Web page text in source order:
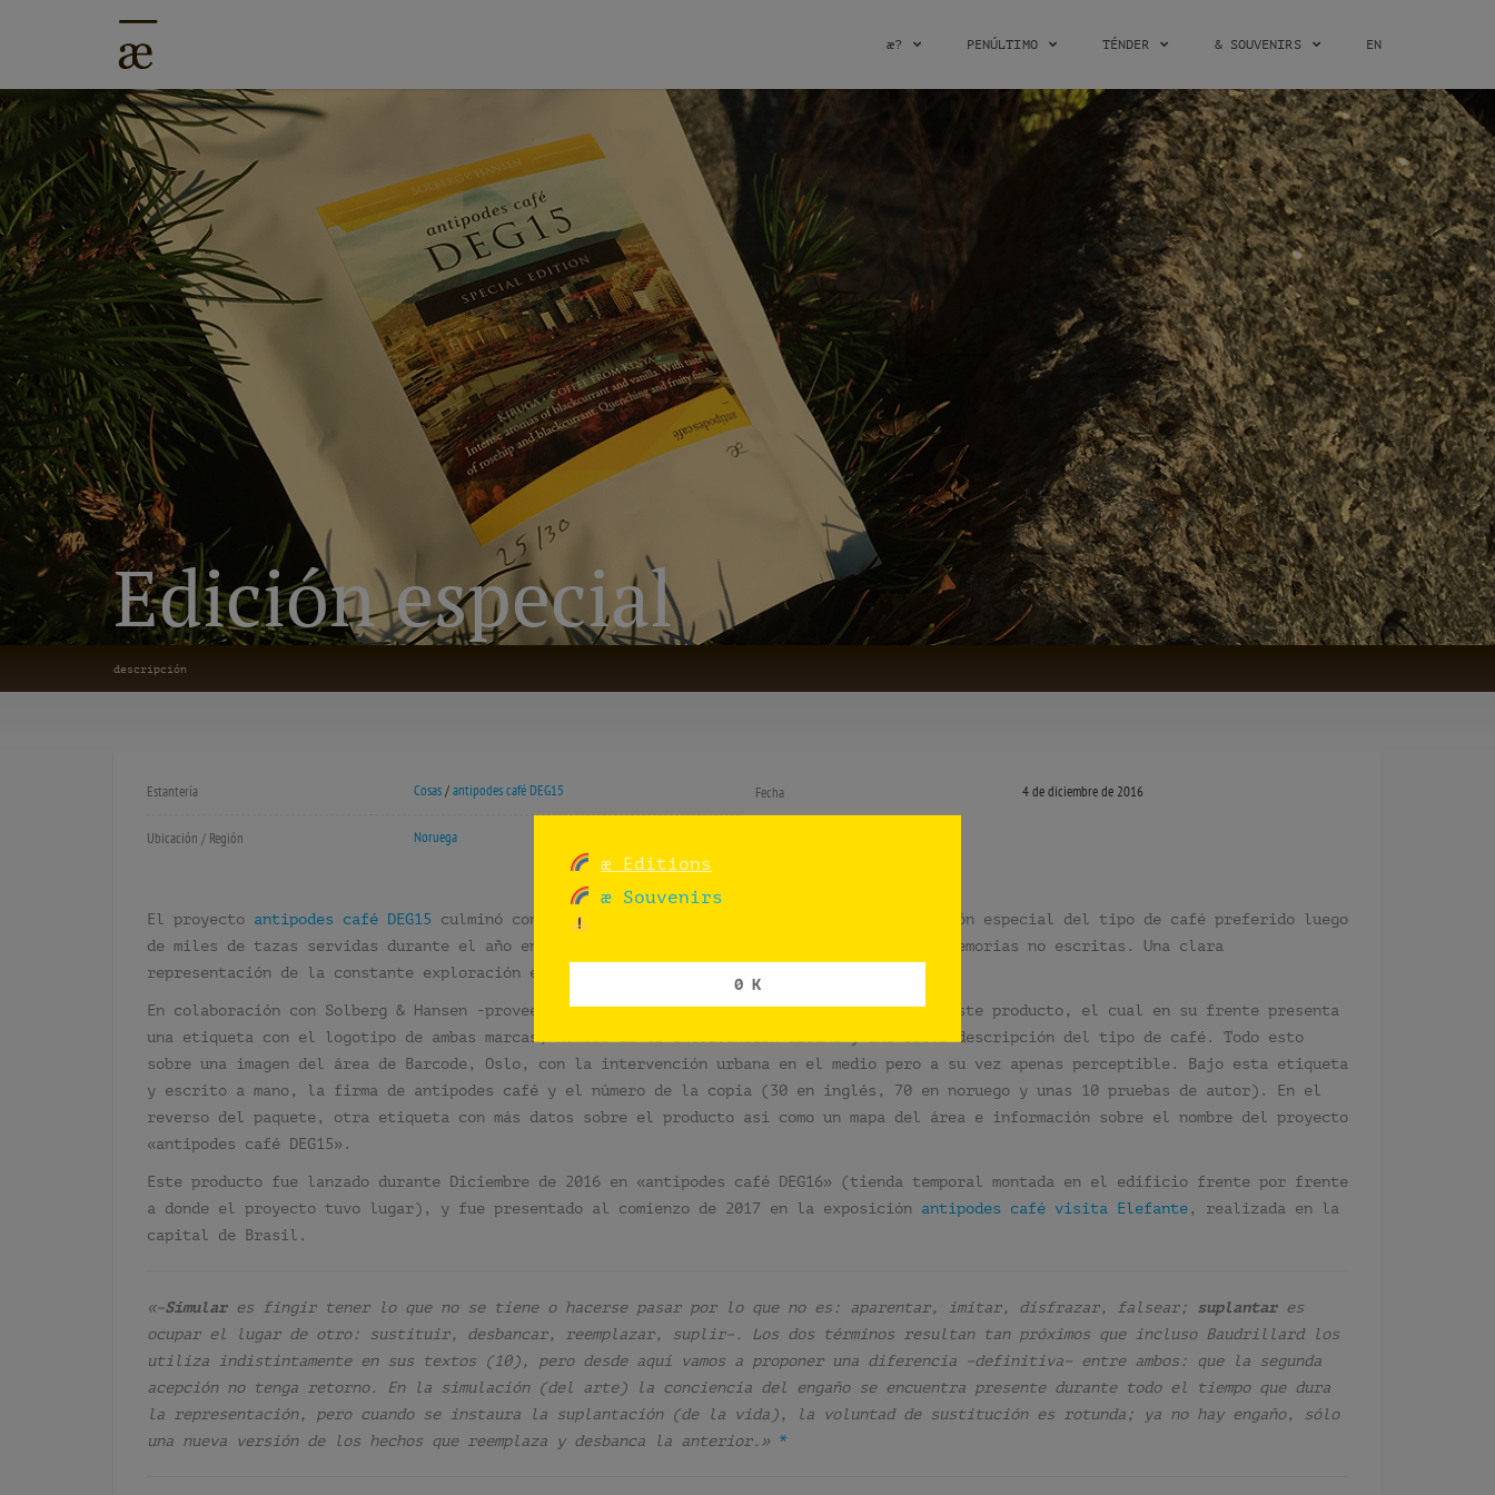
æ? PENÚLTIMO TÉNDER & SOUVENIRS EN
Edición especial
descripción
Estantería Cosas/antipodes café DEG15
Ubicación / Región Noruega
Fecha 4 de diciembre de 2016
El proyecto antipodes café DEG15 culminó con la creación de una pieza específica. Una edición especial del tipo de café preferido luego
de miles de tazas servidas durante el año en esta intervención urbana. Una bolsa llena de memorias no escritas. Una clara
representación de la constante exploración en el binomio realidad-ficción.
En colaboración con Solberg & Hansen -proveedor oficial del proyecto- antipodes café creó este producto, el cual en su frente presenta
una etiqueta con el logotipo de ambas marcas, nombre de la intervención urbana y una breve descripción del tipo de café. Todo esto
sobre una imagen del área de Barcode, Oslo, con la intervención urbana en el medio pero a su vez apenas perceptible. Bajo esta etiqueta
y escrito a mano, la firma de antipodes café y el número de la copia (30 en inglés, 70 en noruego y unas 10 pruebas de autor). En el
reverso del paquete, otra etiqueta con más datos sobre el producto así como un mapa del área e información sobre el nombre del proyecto
«antipodes café DEG15».
Este producto fue lanzado durante Diciembre de 2016 en «antipodes café DEG16» (tienda temporal montada en el edificio frente por frente
a donde el proyecto tuvo lugar), y fue presentado al comienzo de 2017 en la exposición antipodes café visita Elefante, realizada en la
capital de Brasil.
«–Simulares fingir tener lo que no se tiene o hacerse pasar por lo que no es: aparentar, imitar, disfrazar, falsear; suplantares
ocupar el lugar de otro: sustituir, desbancar, reemplazar, suplir–. Los dos términos resultan tan próximos que incluso Baudrillard los
utiliza indistintamente en sus textos (10), pero desde aquí vamos a proponer una diferencia –definitiva– entre ambos: que la segunda
acepción no tenga retorno. En la simulación (del arte) la conciencia del engaño se encuentra presente durante todo el tiempo que dura
la representación, pero cuando se instaura la suplantación (de la vida), la voluntad de sustitución es rotunda; ya no hay engaño, sólo
una nueva versión de los hechos que reemplaza y desbanca la anterior.» *
æ Editions
æ Souvenirs
0 K